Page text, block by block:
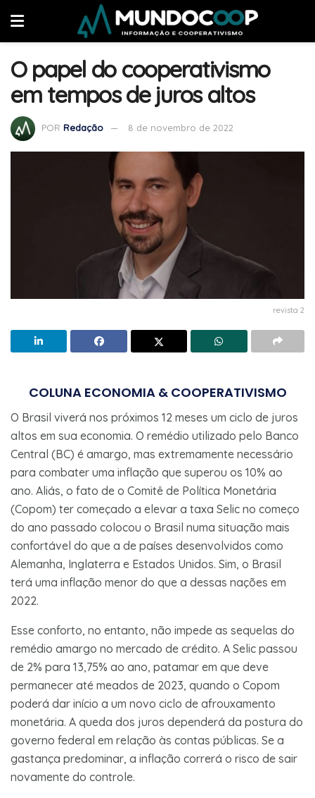
O papel do cooperativismo
em tempos de juros altos
POR Redação 8 de novembro de 2022
revista 2
COLUNA ECONOMIA & COOPERATIVISMO
O Brasil viverá nos próximos 12 meses um ciclo de juros
altos em sua economia. O remédio utilizado pelo Banco
Central (BC) é amargo, mas extremamente necessário
para combater uma inflação que superou os 10% ao
ano. Aliás, o fato de o Comitê de Política Monetária
(Copom) ter começado a elevar a taxa Selic no começo
do ano passado colocou o Brasil numa situação mais
confortável do que a de países desenvolvidos como
Alemanha, Inglaterra e Estados Unidos. Sim, o Brasil
terá uma inflação menor do que a dessas nações em
2022.
Esse conforto, no entanto, não impede as sequelas do
remédio amargo no mercado de crédito. A Selic passou
de 2% para 13,75% ao ano, patamar em que deve
permanecer até meados de 2023, quando o Copom
poderá dar início a um novo ciclo de afrouxamento
monetária. A queda dos juros dependerá da postura do
governo federal em relação às contas públicas. Se a
gastança predominar, a inflação correrá o risco de sair
novamente do controle.